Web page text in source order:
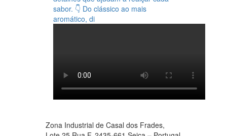
Zona Industrial de Casal dos Frades,